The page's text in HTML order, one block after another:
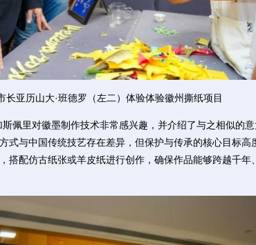
长亚历山大·班德罗（左二）体验体验徽州撕纸项目
里对徽墨制作技术非常感兴趣，并介绍了与之相似的意
式与中国传统技艺存在差异，但保护与传承的核心目标高
搭配仿古纸张或羊皮纸进行创作，确保作品能够跨越千年